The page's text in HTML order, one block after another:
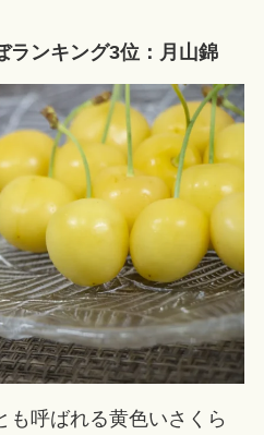
ランキング3位：月山錦
も呼ばれる黄色いさくら